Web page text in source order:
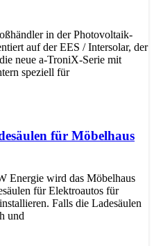
in der Photovoltaik-
auf der EES / Intersolar, der
neue a-TroniX-Serie mit
speziell für
für Möbelhaus
Energie wird das Möbelhaus
für Elektroautos für
Falls die Ladesäulen
und